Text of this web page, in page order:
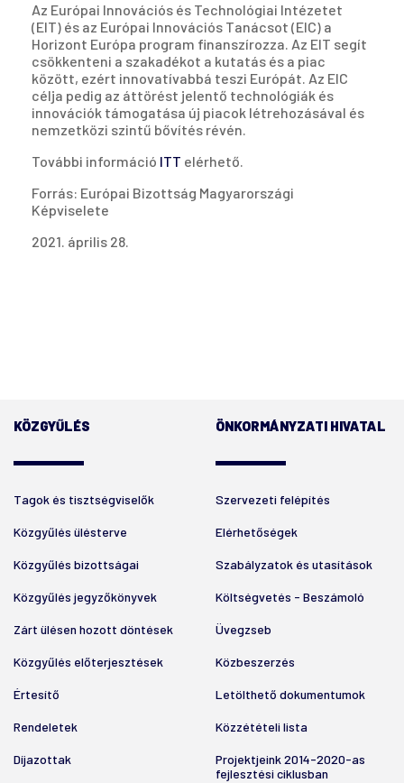
Az Európai Innovációs és Technológiai Intézetet
(EIT) és az Európai Innovációs Tanácsot (EIC) a
Horizont Európa program finanszírozza. Az EIT segít
csökkenteni a szakadékot a kutatás és a piac
között, ezért innovatívabbá teszi Európát. Az EIC
célja pedig az áttörést jelentő technológiák és
innovációk támogatása új piacok létrehozásával és
nemzetközi szintű bővítés révén.
További információ ITT elérhető.
Forrás: Európai Bizottság Magyarországi
Képviselete
2021. április 28.
KÖZGYŰLÉS
Tagok és tisztségviselők
Közgyűlés ülésterve
Közgyűlés bizottságai
Közgyűlés jegyzőkönyvek
Zárt ülésen hozott döntések
Közgyűlés előterjesztések
Értesítő
Rendeletek
Díjazottak
ÖNKORMÁNYZATI HIVATAL
Szervezeti felépítés
Elérhetőségek
Szabályzatok és utasítások
Költségvetés - Beszámoló
Üvegzseb
Közbeszerzés
Letölthető dokumentumok
Közzétételi lista
Projektjeink 2014-2020-as
fejlesztési ciklusban